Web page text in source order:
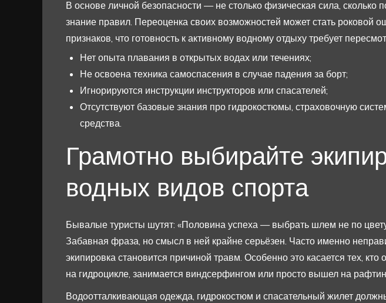
В основе личной безопасности — не столько физическая сила, сколько
знание правил. Переоценка своих возможностей может стать роковой
признаков, что готовность к активному водному отдыху требует
Нет опыта плавания в открытых водах или течениях;
Не освоена техника самоспасения в случае падения за борт;
Игнорируются инструкции инструкторов или спасателей;
Отсутствуют базовые знания про гидрокостюмы, страховочную
средства.
Грамотно выбирайте
водных видов спорта
Бывалые туристы шутят: «Половина успеха — выбрать шлем не по
Забавная фраза, но смысл в ней крайне серьёзен. Часто именно
экипировка становится причиной травм. Особенно это касается тех, кто
на гидроцикле, занимается виндсерфингом или просто вышел на
Водоотталкивающая одежда, гидрокостюм и спасательный жилет